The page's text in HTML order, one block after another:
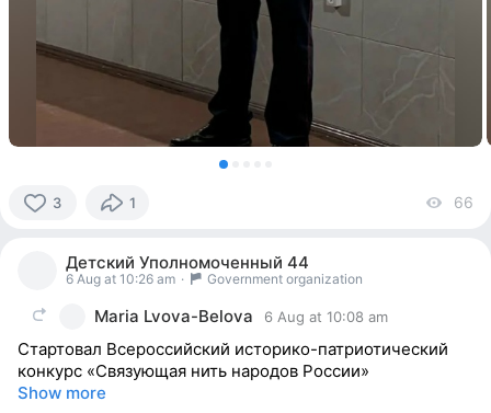
3 1 66
Детский Уполномоченный 44
6 Aug at 10:26 am · Government organization
Maria Lvova-Belova 6 Aug at 10:08 am
Стартовал Всероссийский историко-патриотический
конкурс «Связующая нить народов России»
Show more